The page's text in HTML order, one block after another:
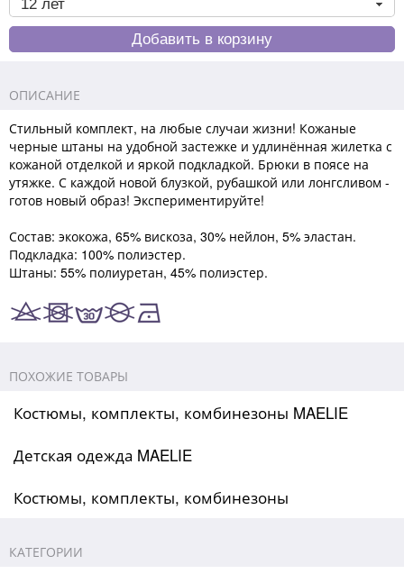
ОПИСАНИЕ
Стильный комплект, на любые случаи жизни! Кожаные
черные штаны на удобной застежке и удлинённая жилетка с
кожаной отделкой и яркой подкладкой. Брюки в поясе на
утяжке. С каждой новой блузкой, рубашкой или лонгсливом -
готов новый образ! Экспериментируйте!
Состав: экокожа, 65% вискоза, 30% нейлон, 5% эластан.
Подкладка: 100% полиэстер.
Штаны: 55% полиуретан, 45% полиэстер.
ПОХОЖИЕ ТОВАРЫ
Костюмы, комплекты, комбинезоны MAELIE
Детская одежда MAELIE
Костюмы, комплекты, комбинезоны
КАТЕГОРИИ